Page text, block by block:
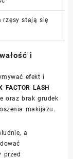
rzęsy stają się
i
efekt i
FACTOR LASH
oraz brak grudek
makijażu.
a
przed